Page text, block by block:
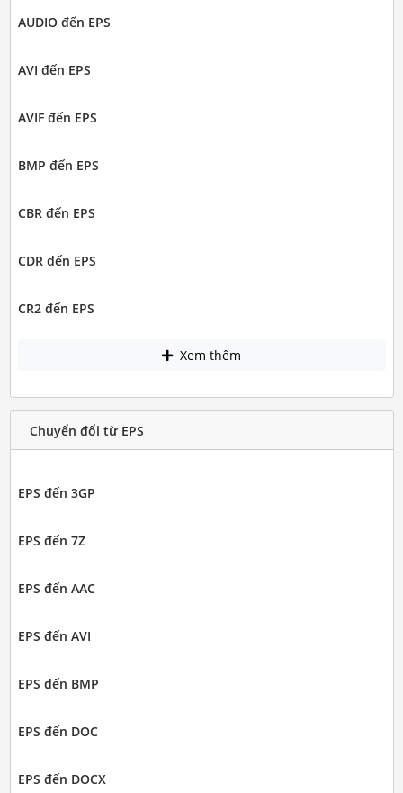
AUDIO đến EPS
AVI đến EPS
AVIF đến EPS
BMP đến EPS
CBR đến EPS
CDR đến EPS
CR2 đến EPS
Xem thêm
Chuyển đổi từ EPS
EPS đến 3GP
EPS đến 7Z
EPS đến AAC
EPS đến AVI
EPS đến BMP
EPS đến DOC
EPS đến DOCX